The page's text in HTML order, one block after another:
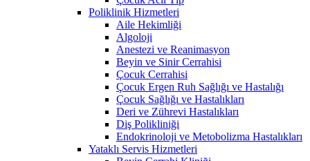
Poliklinik Hizmetleri
Aile Hekimliği
Algoloji
Anestezi ve Reanimasyon
Beyin ve Sinir Cerrahisi
Çocuk Cerrahisi
Çocuk Ergen Ruh Sağlığı ve Hastalığı
Çocuk Sağlığı ve Hastalıkları
Deri ve Zührevi Hastalıkları
Diş Polikliniği
Endokrinoloji ve Metobolizma Hastalıkları
Yataklı Servis Hizmetleri